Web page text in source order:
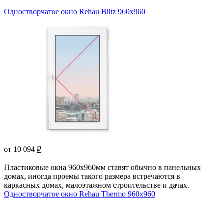
Одностворчатое окно Rehau Blitz 960x960
от 10 094 ₽
Пластиковые окна 960х960мм ставят обычно в панельных
домах, иногда проемы такого размера встречаются в
каркасных домах, малоэтажном строительстве и дачах.
Одностворчатое окно Rehau Thermo 960x960